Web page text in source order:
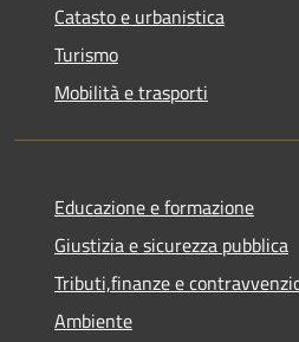
Catasto e urbanistica
Turismo
Mobilità e trasporti
Educazione e formazione
Giustizia e sicurezza pubblica
Tributi,finanze e
Ambiente